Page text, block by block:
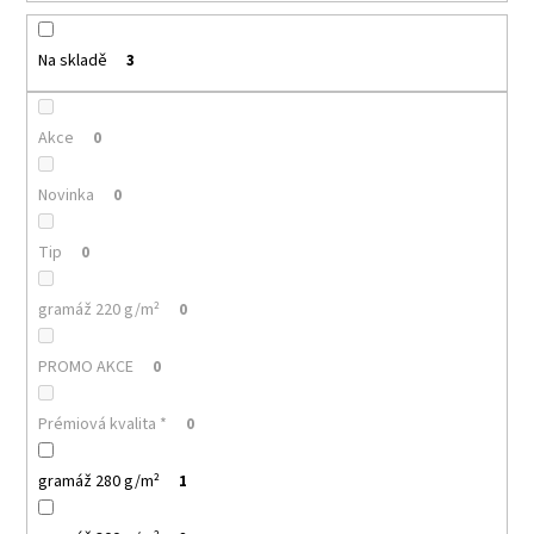
Na skladě 3
Akce 0
Novinka 0
Tip 0
gramáž 220 g/m² 0
PROMO AKCE 0
Prémiová kvalita * 0
gramáž 280 g/m² 1
í
D